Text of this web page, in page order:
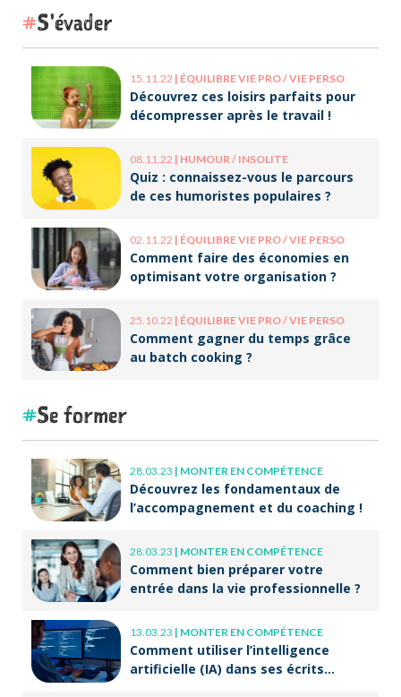
S'évader
15.11.22 | ÉQUILIBRE VIE PRO / VIE PERSO
Découvrez ces loisirs parfaits pour
décompresser après le travail !
08.11.22 | HUMOUR / INSOLITE
Quiz : connaissez-vous le parcours
de ces humoristes populaires ?
02.11.22 | ÉQUILIBRE VIE PRO / VIE PERSO
Comment faire des économies en
optimisant votre organisation ?
25.10.22 | ÉQUILIBRE VIE PRO / VIE PERSO
Comment gagner du temps grâce
au batch cooking ?
Se former
28.03.23 | MONTER EN COMPÉTENCE
Découvrez les fondamentaux de
l’accompagnement et du coaching !
28.03.23 | MONTER EN COMPÉTENCE
Comment bien préparer votre
entrée dans la vie professionnelle ?
13.03.23 | MONTER EN COMPÉTENCE
Comment utiliser l’intelligence
artificielle (IA) dans ses écrits